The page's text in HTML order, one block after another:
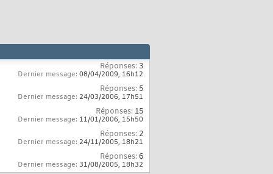
Réponses: 3
Dernier message: 08/04/2009, 16h12
Réponses: 5
Dernier message: 24/03/2006, 17h51
Réponses: 15
Dernier message: 11/01/2006, 15h50
Réponses: 2
Dernier message: 24/11/2005, 18h21
Réponses:6
Dernier message: 31/08/2005, 18h32